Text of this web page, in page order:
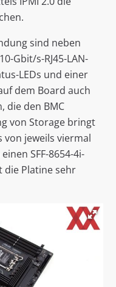
sind neben
Gbit/s-RJ45-LAN-
LEDs und einer
dem Board auch
die den BMC
von Storage bringt
von jeweils viermal
SFF-8654-4i-
die Platine sehr